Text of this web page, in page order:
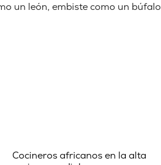
un león, embiste como un búfalo
Cocineros africanos en la alta